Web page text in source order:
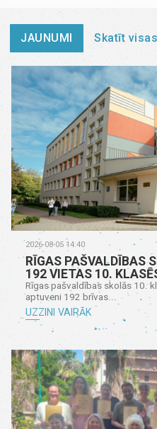
JAUNUMI Skatīt
2026-08-05 14:40
RĪGAS PAŠVALDĪBAS
192 VIETAS 10.
Rīgas pašvaldības skolās 10.
aptuveni 192 brīvas...
UZZINI VAIRĀK